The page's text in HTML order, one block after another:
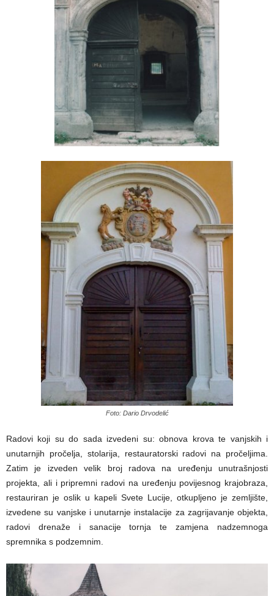
Foto: Dario Drvodelić
Radovi koji su do sada izvedeni su: obnova krova te vanjskih i
unutarnjih pročelja, stolarija, restauratorski radovi na pročeljima.
Zatim je izveden velik broj radova na uređenju unutrašnjosti
projekta, ali i pripremni radovi na uređenju povijesnog krajobraza,
restauriran je oslik u kapeli Svete Lucije, otkupljeno je zemljište,
izvedene su vanjske i unutarnje instalacije za zagrijavanje objekta,
radovi drenaže i sanacije tornja te zamjena nadzemnoga
spremnika s podzemnim.